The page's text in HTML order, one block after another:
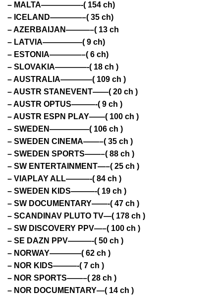
– MALTA—————-( 154 ch)
– ICELAND————–( 35 ch)
– AZERBAIJAN———–( 13 ch
– LATVIA—————( 9 ch)
– ESTONIA————–( 6 ch)
– SLOVAKIA————-( 18 ch )
– AUSTRALIA————( 109 ch )
– AUSTR STANEVENT——( 20 ch )
– AUSTR OPTUS———-( 9 ch )
– AUSTR ESPN PLAY——( 100 ch )
– SWEDEN—————( 106 ch )
– SWEDEN CINEMA——–( 35 ch )
– SWEDEN SPORTS——–( 88 ch )
– SW ENTERTAINMENT—–( 25 ch )
– VIAPLAY ALL———-( 84 ch )
– SWEDEN KIDS———-( 19 ch )
– SW DOCUMENTARY——-( 47 ch )
– SCANDINAV PLUTO TV—( 178 ch )
– SW DISCOVERY PPV—–( 100 ch )
– SE DAZN PPV———-( 50 ch )
– NORWAY————( 62 ch )
– NOR KIDS———-( 7 ch )
– NOR SPORTS——–( 28 ch )
– NOR DOCUMENTARY—( 14 ch )